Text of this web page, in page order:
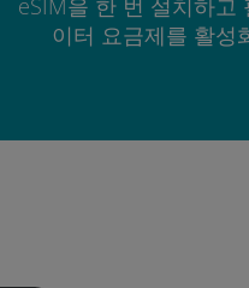
eSIM을 한 번 설치하고
이터 요금제를 활성